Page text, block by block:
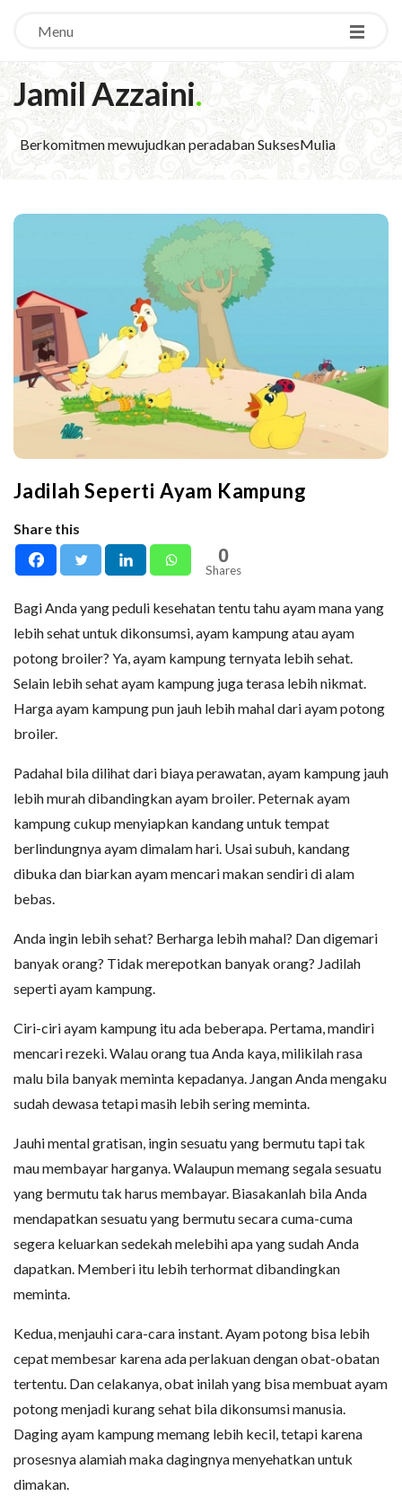
Menu
Jamil Azzaini.
Berkomitmen mewujudkan peradaban SuksesMulia
Jadilah Seperti Ayam Kampung
Share this
0
Shares
Bagi Anda yang peduli kesehatan tentu tahu ayam mana yang
lebih sehat untuk dikonsumsi, ayam kampung atau ayam
potong broiler? Ya, ayam kampung ternyata lebih sehat.
Selain lebih sehat ayam kampung juga terasa lebih nikmat.
Harga ayam kampung pun jauh lebih mahal dari ayam potong
broiler.
Padahal bila dilihat dari biaya perawatan, ayam kampung jauh
lebih murah dibandingkan ayam broiler. Peternak ayam
kampung cukup menyiapkan kandang untuk tempat
berlindungnya ayam dimalam hari. Usai subuh, kandang
dibuka dan biarkan ayam mencari makan sendiri di alam
bebas.
Anda ingin lebih sehat? Berharga lebih mahal? Dan digemari
banyak orang? Tidak merepotkan banyak orang? Jadilah
seperti ayam kampung.
Ciri-ciri ayam kampung itu ada beberapa. Pertama, mandiri
mencari rezeki. Walau orang tua Anda kaya, milikilah rasa
malu bila banyak meminta kepadanya. Jangan Anda mengaku
sudah dewasa tetapi masih lebih sering meminta.
Jauhi mental gratisan, ingin sesuatu yang bermutu tapi tak
mau membayar harganya. Walaupun memang segala sesuatu
yang bermutu tak harus membayar. Biasakanlah bila Anda
mendapatkan sesuatu yang bermutu secara cuma-cuma
segera keluarkan sedekah melebihi apa yang sudah Anda
dapatkan. Memberi itu lebih terhormat dibandingkan
meminta.
Kedua, menjauhi cara-cara instant. Ayam potong bisa lebih
cepat membesar karena ada perlakuan dengan obat-obatan
tertentu. Dan celakanya, obat inilah yang bisa membuat ayam
potong menjadi kurang sehat bila dikonsumsi manusia.
Daging ayam kampung memang lebih kecil, tetapi karena
prosesnya alamiah maka dagingnya menyehatkan untuk
dimakan.